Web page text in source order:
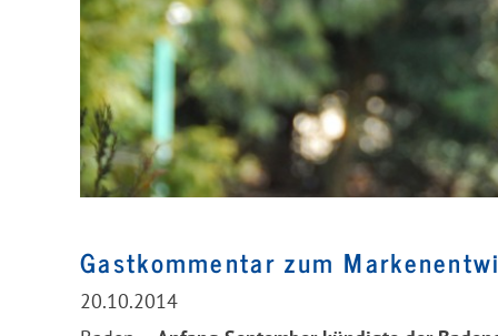
Gastkommentar zum
20.10.2014